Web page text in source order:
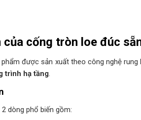
cống tròn loe đúc
được sản xuất theo công nghệ
trình hạ tầng.
dòng phổ biến gồm: